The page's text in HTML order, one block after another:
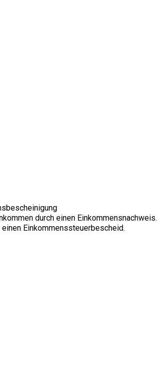
durch einen Einkommensnachweis.
Einkommenssteuerbescheid.